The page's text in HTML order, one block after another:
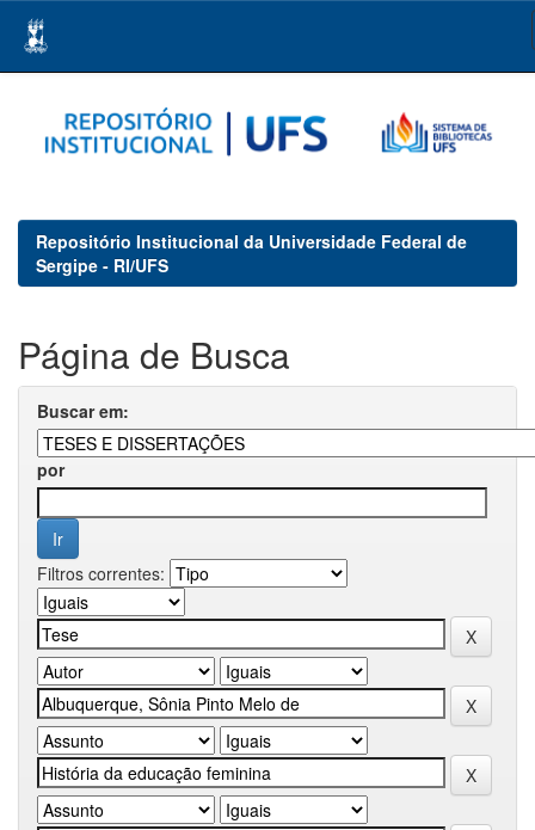
navigation
Repositório Institucional da Universidade Federal de
Sergipe - RI/UFS
Página de Busca
Buscar em:
por
Filtros correntes: